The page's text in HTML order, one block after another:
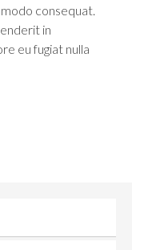
consequat.
in
eu fugiat nulla